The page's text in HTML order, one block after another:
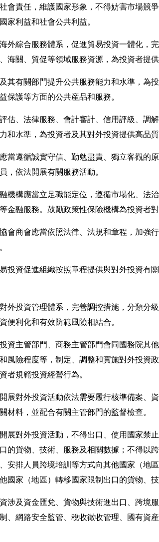
會責任，維護國家形象，不得妨害市場競
家利益和社會公共利益。
外綜合服務體系，促進貿易投資一體化，
海關、貿促等領域服務資源，為投資者提供
有關部門提升公共服務能力和水準，為
保護等方面的公共産品和服務。
估、法律服務、會計審計、信用評級、調
和水準，為投資者及其對外投資提供高品質
遵循誠實守信、勤勉盡責、獨立客觀的
，依法開展有關服務活動。
機構應當立足職能定位，遵循市場化、法
金融服務。鼓勵政策性保險機構為投資者
會商會應當依照法律、法規和章程，加強
資促進組織按照章程提供與對外投資有
外投資管理體系，完善調控措施，分類分
便利化和有效防範風險相結合。
資主管部門、商務主管部門會同國務院其
風險程度等，制定、調整和實施對外投資
者規範投資經營行為。
展對外投資活動依法需要履行核準備案、
材料，並配合有關主管部門的監督檢查。
展對外投資活動，不得出口、使用國家禁
的貨物、技術、服務及相關數據；不得以
安排人員跨境培訓等方式向其他國家（地
國家（地區）轉移國家限制出口的貨物、技
涉及資金匯兌、貨物與技術進出口、跨境
、網路安全監管、稅收徵收管理、國有資